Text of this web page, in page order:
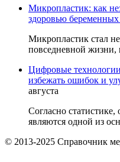
Микропластик: как
здоровью
Микропластик стал
повседневной жизни,
Цифровые
избежать ошибок и
августа
Согласно
являются одной из
© 2013-2025 Справочник